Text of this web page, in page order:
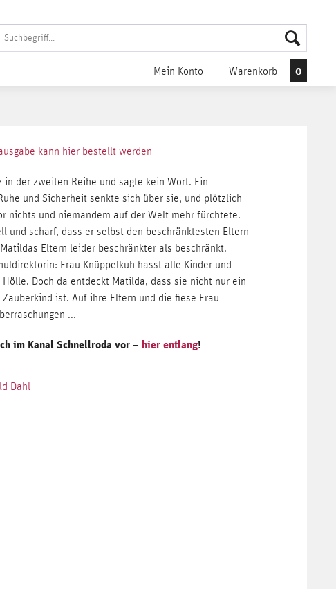
Mein Konto Warenkorb 0
kann hier bestellt werden
in der zweiten Reihe und sagte kein Wort. Ein
und Sicherheit senkte sich über sie, und plötzlich
nichts und niemandem auf der Welt mehr fürchtete.
und scharf, dass er selbst den beschränktesten Eltern
Eltern leider beschränkter als beschränkt.
Frau Knüppelkuh hasst alle Kinder und
Doch da entdeckt Matilda, dass sie nicht nur ein
ist. Auf ihre Eltern und die fiese Frau
...
im Kanal Schnellroda vor – hier entlang!
Dahl